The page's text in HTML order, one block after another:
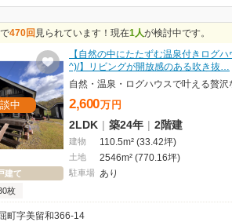
470回 見られています！現在1人が検討中です。
中
建て
枚
【自然の中にたたずむ温泉付きログハ
^)/】リビングが開放感のある吹き抜…
2,600万 円
2LDK | 築24年 | 2階建
建物 110.5m² (33.42坪)
土地 2546m² (770.16坪)
駐車場 あり
町字美留和366-14